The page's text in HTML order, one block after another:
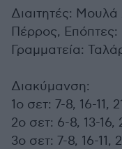
Διαιτητές:
Πέρρος,
Γραμματεία:
Διακύμανση:
1ο σετ: 7-8, 16-11,
2ο σετ: 6-8, 13-16,
3ο σετ: 7-8, 16-11,